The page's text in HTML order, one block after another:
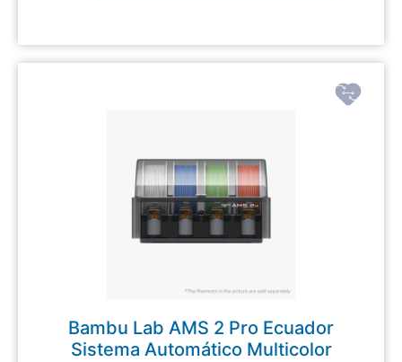
Bambu Lab AMS 2 Pro Ecuador
Sistema Automático Multicolor